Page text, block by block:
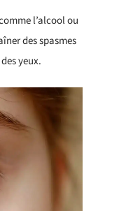
l’alcool ou
des spasmes
yeux.